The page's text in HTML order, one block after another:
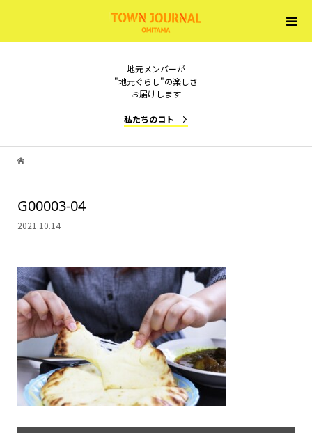
地元メンバーが
"地元ぐらし"の楽しさ
お届けします
私たちのコト
G00003-04
2021.10.14